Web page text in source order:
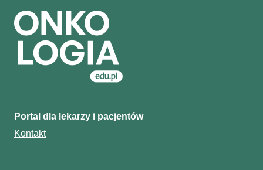
Portal dla lekarzy i pacjentów
Kontakt